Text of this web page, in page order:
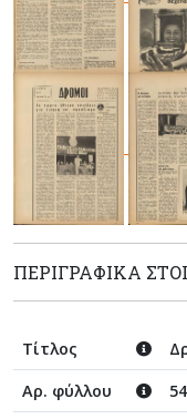
ΠΕΡΙΓΡΑΦΙΚΆ
Τίτλος
Αρ. φύλλου
54